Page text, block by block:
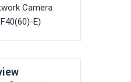
Camera
E)